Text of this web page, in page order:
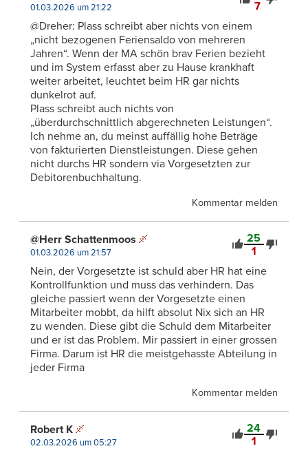
7
01.03.2026 um 21:22
@Dreher: Plass schreibt aber nichts von einem
„nicht bezogenen Feriensaldo von mehreren
Jahren“. Wenn der MA schön brav Ferien bezieht
und im System erfasst aber zu Hause krankhaft
weiter arbeitet, leuchtet beim HR gar nichts
dunkelrot auf.
Plass schreibt auch nichts von
„überdurchschnittlich abgerechneten Leistungen“.
Ich nehme an, du meinst auffällig hohe Beträge
von fakturierten Dienstleistungen. Diese gehen
nicht durchs HR sondern via Vorgesetzten zur
Debitorenbuchhaltung.
Kommentar melden
25
1
@Herr Schattenmoos
01.03.2026 um 21:57
Nein, der Vorgesetzte ist schuld aber HR hat eine
Kontrollfunktion und muss das verhindern. Das
gleiche passiert wenn der Vorgesetzte einen
Mitarbeiter mobbt, da hilft absolut Nix sich an HR
zu wenden. Diese gibt die Schuld dem Mitarbeiter
und er ist das Problem. Mir passiert in einer grossen
Firma. Darum ist HR die meistgehasste Abteilung in
jeder Firma
Kommentar melden
24
1
Robert K
02.03.2026 um 05:27